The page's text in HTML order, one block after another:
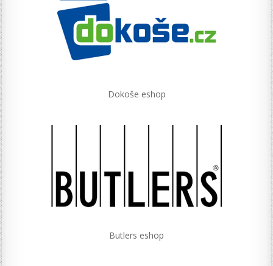
Dokoše eshop
Butlers eshop